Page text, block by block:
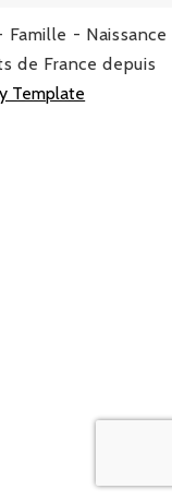
- Naissance
de France depuis
Template